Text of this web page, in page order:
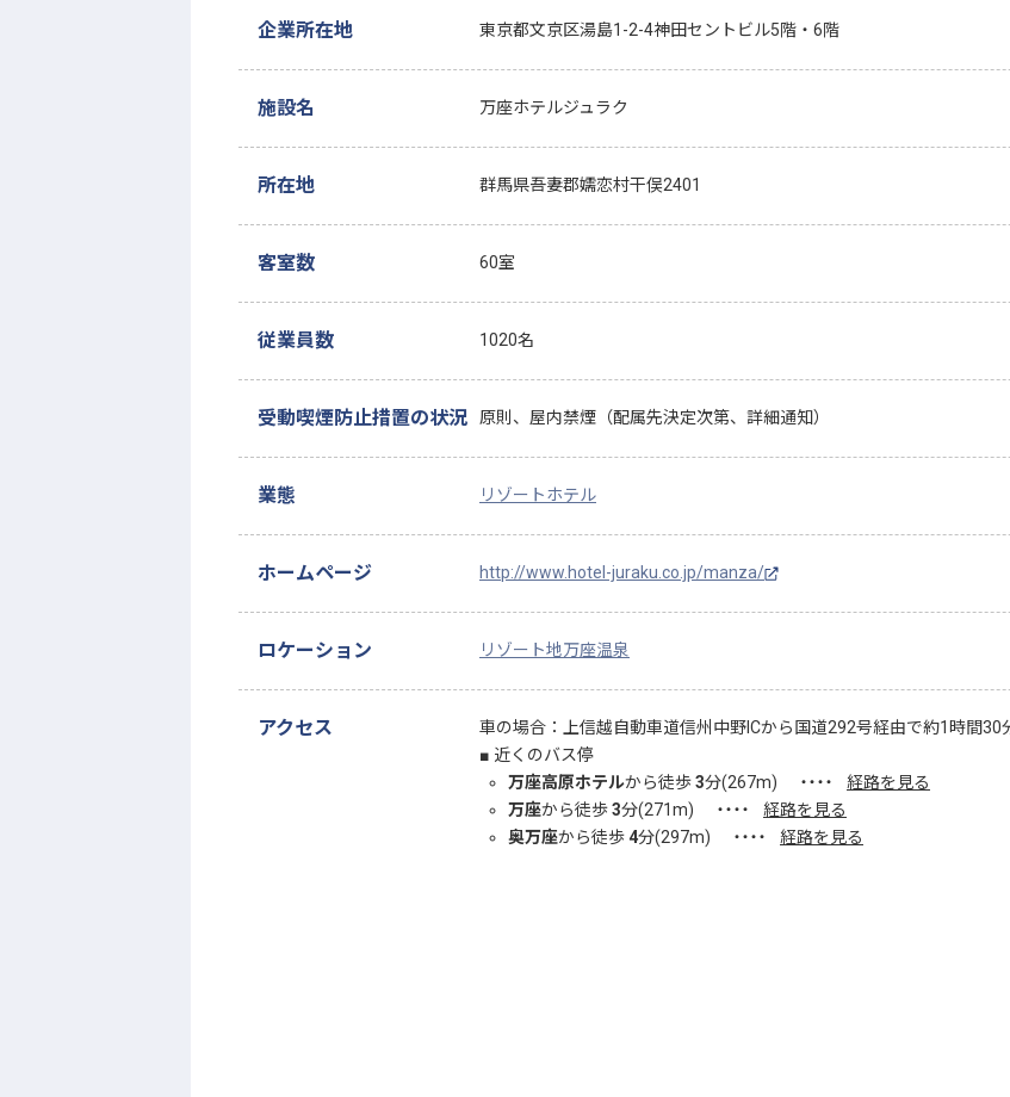
企業所在地 東京都文京区湯島1-2-4神田セントビル5階・6階
施設名 万座ホテルジュラク
所在地 群馬県吾妻郡嬬恋村干俣2401
客室数 60室
従業員数 1020名
受動喫煙防止措置の状況 原則、屋内禁煙（配属先決定次第、詳細通知）
業態 リゾートホテル
ホームページ http://www.hotel-juraku.co.jp/manza/
ロケーション リゾート地万座温泉
アクセス
車の場合：上信越自動車道信州中野ICから国道292号経由で約1時間30
近くのバス停
万座高原ホテルから徒歩3分(267m) ・・・・
経路を見る
万座から徒歩3分(271m) ・・・・
経路を見る
奥万座から徒歩4分(297m) ・・・・ 経路を見る